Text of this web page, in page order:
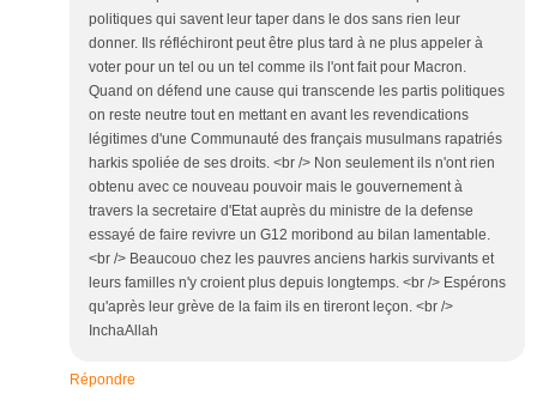
politiques qui savent leur taper dans le dos sans rien leur
donner. Ils réfléchiront peut être plus tard à ne plus appeler à
voter pour un tel ou un tel comme ils l'ont fait pour Macron.
Quand on défend une cause qui transcende les partis politiques
on reste neutre tout en mettant en avant les revendications
légitimes d'une Communauté des français musulmans rapatriés
harkis spoliée de ses droits. <br /> Non seulement ils n'ont rien
obtenu avec ce nouveau pouvoir mais le gouvernement à
travers la secretaire d'Etat auprès du ministre de la defense
essayé de faire revivre un G12 moribond au bilan lamentable.
<br /> Beaucouo chez les pauvres anciens harkis survivants et
leurs familles n'y croient plus depuis longtemps. <br /> Espérons
qu'après leur grève de la faim ils en tireront leçon. <br />
InchaAllah
Répondre